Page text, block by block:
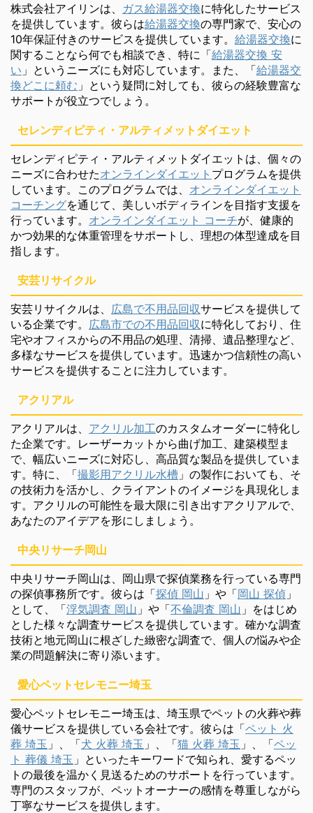
株式会社アイリンは、 ガス給湯器交換に特化したサービス
を提供しています。彼らは給湯器交換の専門家で、安心の
10年保証付きのサービスを提供しています。 給湯器交換に
関することなら何でも相談でき、特に「給湯器交換 安
い 」というニーズにも対応しています。また、「給湯器交
換どこに頼む 」という疑問に対しても、彼らの経験豊富な
サポートが役立つでしょう。
セレンディピティ・アルティメットダイエット
セレンディピティ・アルティメットダイエットは、個々の
ニーズに合わせたオンラインダイエット プログラムを提供
しています。このプログラムでは、 オンラインダイエット
コーチングを通じて、美しいボディラインを目指す支援を
行っています。 オンラインダイエット コーチが、健康的
かつ効果的な体重管理をサポートし、理想の体型達成を目
指します。
安芸リサイクル
安芸リサイクルは、 広島で不用品回収サービスを提供して
いる企業です。 広島市での不用品回収に特化しており、住
宅やオフィスからの不用品の処理、清掃、遺品整理など、
多様なサービスを提供しています。迅速かつ信頼性の高い
サービスを提供することに注力しています。
アクリアル
アクリアルは、 アクリル加工のカスタムオーダーに特化し
た企業です。レーザーカットから曲げ加工、建築模型ま
で、幅広いニーズに対応し、高品質な製品を提供していま
す。特に、「撮影用アクリル水槽 」の製作においても、そ
の技術力を活かし、クライアントのイメージを具現化しま
す。アクリルの可能性を最大限に引き出すアクリアルで、
あなたのアイデアを形にしましょう。
中央リサーチ岡山
中央リサーチ岡山は、岡山県で探偵業務を行っている専門
の探偵事務所です。彼らは「探偵 岡山 」や「岡山 探偵 」
として、「浮気調査 岡山 」や「不倫調査 岡山 」をはじめ
とした様々な調査サービスを提供しています。確かな調査
技術と地元岡山に根ざした緻密な調査で、個人の悩みや企
業の問題解決に寄り添います。
愛心ペットセレモニー埼玉
愛心ペットセレモニー埼玉は、埼玉県でペットの火葬や葬
儀サービスを提供している会社です。彼らは「ペット 火
葬 埼玉 」、「犬 火葬 埼玉 」、「猫 火葬 埼玉 」、「ペッ
ト 葬儀 埼玉 」といったキーワードで知られ、愛するペッ
トの最後を温かく見送るためのサポートを行っています。
専門のスタッフが、ペットオーナーの感情を尊重しながら
丁寧なサービスを提供します。